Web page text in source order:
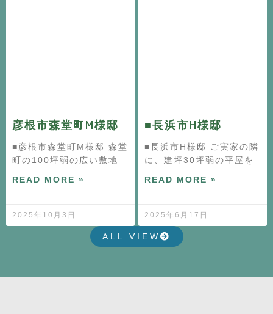
彦根市森堂町M様邸
■彦根市森堂町M様邸 森堂
町の100坪弱の広い敷地
READ MORE »
2025年10月3日
■長浜市H様邸
■長浜市H様邸 ご実家の隣
に、建坪30坪弱の平屋を
READ MORE »
2025年6月17日
ALL VIEW